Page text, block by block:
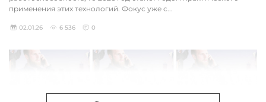
применения этих технологий. Фокус уже с...
02.01.26 6 536 0